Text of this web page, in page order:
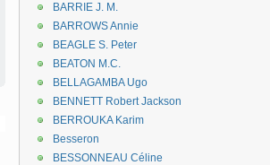
BARRIE J. M.
BARROWS Annie
BEAGLE S. Peter
BEATON M.C.
BELLAGAMBA Ugo
BENNETT Robert Jackson
BERROUKA Karim
Besseron
BESSONNEAU Céline